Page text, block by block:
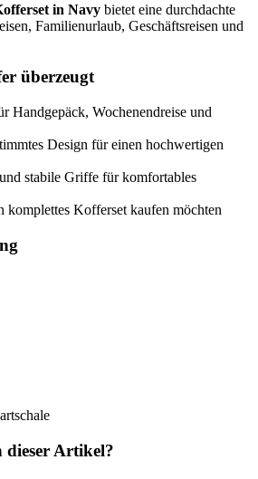
in Navy bietet eine durchdachte
Familienurlaub, Geschäftsreisen und
überzeugt
Handgepäck, Wochenendreise und
Design für einen hochwertigen
stabile Griffe für komfortables
komplettes Kofferset kaufen möchten
dieser Artikel?